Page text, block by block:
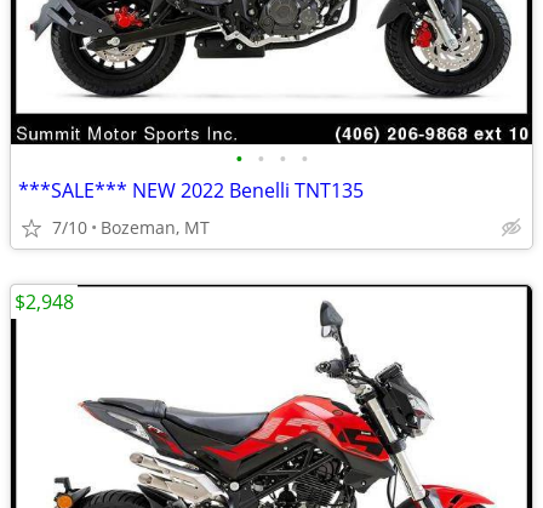
• • • •
***SALE*** NEW 2022 Benelli TNT135
7/10 Bozeman, MT
$2,948